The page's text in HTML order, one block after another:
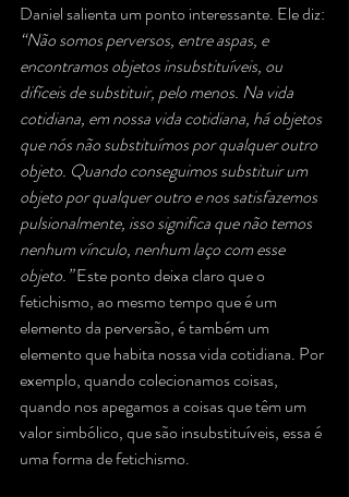
Daniel salienta um ponto interessante. Ele diz:
“Não somos perversos, entre aspas, e
encontramos objetos insubstituíveis, ou
difíceis de substituir, pelo menos. Na vida
cotidiana, em nossa vida cotidiana, há objetos
que nós não substituímos por qualquer outro
objeto. Quando conseguimos substituir um
objeto por qualquer outro e nos satisfazemos
pulsionalmente, isso significa que não temos
nenhum vínculo, nenhum laço com esse
objeto.” Este ponto deixa claro que o
fetichismo, ao mesmo tempo que é um
elemento da perversão, é também um
elemento que habita nossa vida cotidiana. Por
exemplo, quando colecionamos coisas,
quando nos apegamos a coisas que têm um
valor simbólico, que são insubstituíveis, essa é
uma forma de fetichismo.